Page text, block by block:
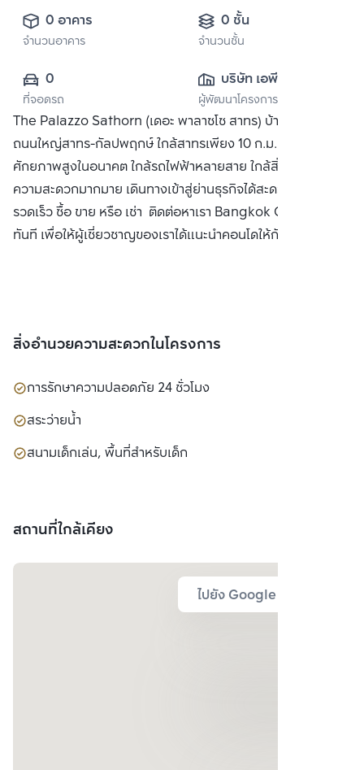
0 อาคาร
จำนวนอาคาร
0 ชั้น
จำนวนชั้น
0
ที่จอดรถ
บริษัท เอพี (ไทย
แลนด์)
จำกัด(มหาชน)
ผู้พัฒนาโครงการ
The Palazzo Sathorn (เดอะ พาลาซโซ สาทร) บ้านเดี่ยว ติดริม
ถนนใหญ่สาทร-กัลปพฤกษ์ ใกล้สาทรเพียง 10 ก.ม. ทำเลที่มี
ศักยภาพสูงในอนาคต ใกล้รถไฟฟ้าหลายสาย ใกล้สิ่งอำนวย
ความสะดวกมากมาย เดินทางเข้าสู่ย่านธุรกิจได้สะดวกและ
รวดเร็ว ซื้อ ขาย หรือ เช่า ติดต่อหาเรา Bangkok CitiSmart ได้
ทันที เพื่อให้ผู้เชี่ยวชาญของเราได้แนะนำคอนโดให้กับท่าน
สิ่งอำนวยความสะดวกในโครงการ
การรักษาความปลอดภัย 24 ชั่วโมง
สระว่ายน้ำ
สนามเด็กเล่น, พื้นที่สำหรับเด็ก
สถานที่ใกล้เคียง
ไปยัง Google Map